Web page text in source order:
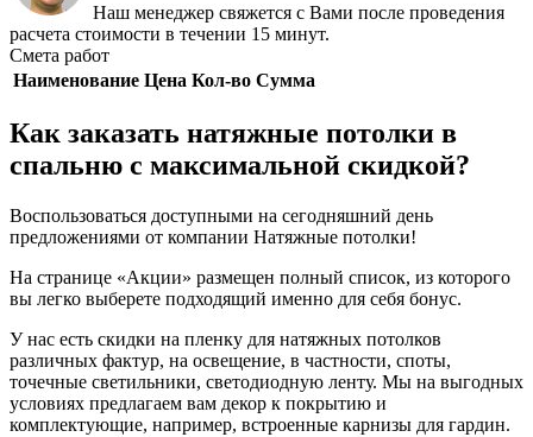
Наш менеджер свяжется с Вами после проведения
расчета стоимости в течении 15 минут.
Смета работ
Наименование Цена Кол-во Сумма
Как заказать натяжные потолки в
спальню с максимальной скидкой?
Воспользоваться доступными на сегодняшний день
предложениями от компании Натяжные потолки!
На странице «Акции» размещен полный список, из которого
вы легко выберете подходящий именно для себя бонус.
У нас есть скидки на пленку для натяжных потолков
различных фактур, на освещение, в частности, споты,
точечные светильники, светодиодную ленту. Мы на выгодных
условиях предлагаем вам декор к покрытию и
комплектующие, например, встроенные карнизы для гардин.